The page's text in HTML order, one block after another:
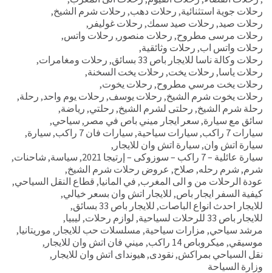
رحلات جوية استثنائية, رحلات دهب, رحلات شرم الشيخ,
رحلات صيد, رحلات صيد سمك, رحلات غوليفر ,
رحلات مرسى مطروح, رحلات منصور , رحلات واتس,
رحلات واتس اب, رحلات وثائقية,
رحلات وكالة ناسا للايجار باص 33 بسائق
, رحلات ومغامرات,
رحلات ياسا, رحلات يخت, رحلات يخت السخنة,
رحلات يخت مرسي مطروح, رحلات يخوت,
رحلات يخوت شرم الشيخ, رحلات يوسف, رحلات يوم واحد, رحلة,
رحلة شرم الشيخ, رحلتى لشرم الشيخ, رحلتي, رياضة,
سائق مع سيارة, سعر ايجار ميني باص في مصر , سياحي,
سيارات 7 راكب
, سيارات سياحية, سيارات فان 7 راكب , سيارة,
سيارة اتش وان, سيارة اتش وان للايجار ,
سيارة عائلية – 7 راكب – سوزوكى – إرتيجا 2021
, سياسة, شاحنات,
شرم, شرم رحله, صلاح, عروض رحلات شرم الشيخ,
عودة الرحلات من و الى المغرب, في المانيا, قطاع النقل السياحي,
كيفية السفر ايجار باص, للايجار اتش وان بسعر خيالي,
للايجار احدث انواع الباصات, للايجار باص 33 بسائق
,
للايجار باص 33 للرحلات لسياحية
, لوازم رحلات, ليبيا,
مرشد سياحي, مزارات سياحية, مسلسلات حب للايجار , موريتانيا,
موسيقي, ميكروباص 14 راكب , ميني فان اتش وان للايجار ,
نقل السياحي بمراكش, نقودى,هيونداى اتش وان للايجار ,
وزارة السياحة